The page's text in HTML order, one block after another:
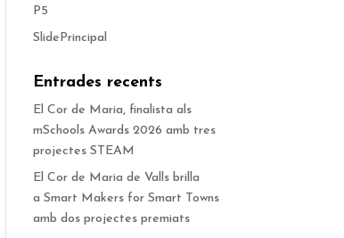
P5
SlidePrincipal
Entrades recents
El Cor de Maria, finalista als
mSchools Awards 2026 amb tres
projectes STEAM
El Cor de Maria de Valls brilla
a Smart Makers for Smart Towns
amb dos projectes premiats